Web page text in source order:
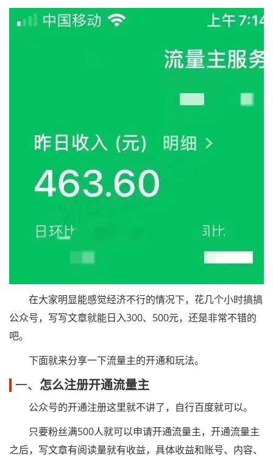
在大家明显能感觉经济不行的情况下，花几个小时搞搞
公众号，写写文章就能日入300、500元，还是非常不错的
吧。
下面就来分享一下流量主的开通和玩法。
一、 怎么注册开通流量主
公众号的开通注册这里就不讲了，自行百度就可以。
只要粉丝满500人就可以申请开通流量主，开通流量主
之后，写文章有阅读量就有收益，具体收益和账号、内容、